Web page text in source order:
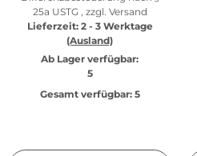
25a USTG , zzgl. Versand
Lieferzeit: 2 - 3 Werktage
(Ausland)
Ab Lager verfügbar:
5
Gesamt verfügbar:5